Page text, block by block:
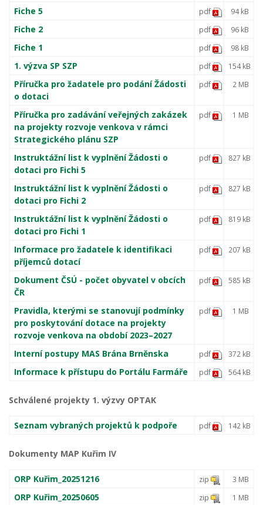
Fiche 5 pdf 94 kB
Fiche 2 pdf 96 kB
Fiche 1 pdf 98 kB
1. výzva SP SZP pdf 154 kB
Příručka pro žadatele pro podání Žádosti
o dotaci
pdf 2 MB
Příručka pro zadávání veřejných zakázek
na projekty rozvoje venkova v rámci
Strategického plánu SZP
pdf 1 MB
Instruktážní list k vyplnění Žádosti o
dotaci pro Fichi 5
pdf 827 kB
Instruktážní list k vyplnění Žádosti o
dotaci pro Fichi 2
pdf 827 kB
Instruktážní list k vyplnění Žádosti o
dotaci pro Fichi 1
pdf 819 kB
Informace pro žadatele k identifikaci
příjemců dotací
pdf 207 kB
Dokument ČSÚ - počet obyvatel v obcích
ČR
pdf 585 kB
Pravidla, kterými se stanovují podmínky
pro poskytování dotace na projekty
rozvoje venkova na období 2023–2027
pdf 1 MB
Interní postupy MAS Brána Brněnska pdf 372 kB
Informace k přístupu do Portálu Farmáře pdf 564 kB
Schválené projekty 1. výzvy OPTAK
Seznam vybraných projektů k podpoře pdf 142 kB
Dokumenty MAP Kuřim IV
ORP Kuřim_20251216 zip 3 MB
ORP Kuřim_20250605 zip 1 MB